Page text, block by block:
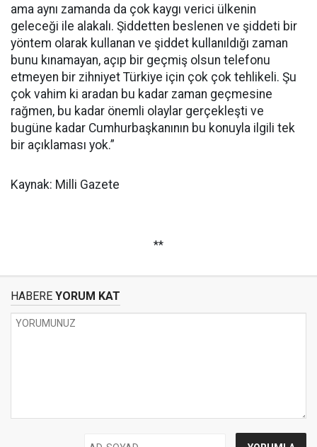
ama aynı zamanda da çok kaygı verici ülkenin
geleceği ile alakalı. Şiddetten beslenen ve şiddeti bir
yöntem olarak kullanan ve şiddet kullanıldığı zaman
bunu kınamayan, açıp bir geçmiş olsun telefonu
etmeyen bir zihniyet Türkiye için çok çok tehlikeli. Şu
çok vahim ki aradan bu kadar zaman geçmesine
rağmen, bu kadar önemli olaylar gerçekleşti ve
bugüne kadar Cumhurbaşkanının bu konuyla ilgili tek
bir açıklaması yok.”
Kaynak: Milli Gazete
**
HABERE YORUM KAT